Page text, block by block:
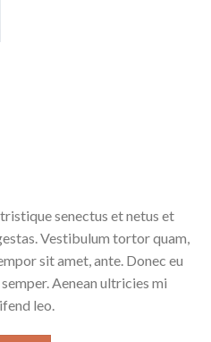
senectus et netus et
Vestibulum tortor quam,
sit amet, ante. Donec eu
Aenean ultricies mi
leo.